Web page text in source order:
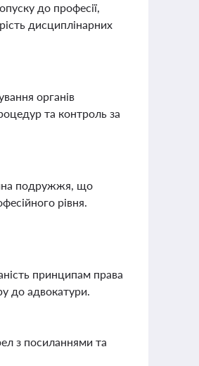
до професії,
дисциплінарних
органів
та контроль за
подружжя, що
рівня.
принципам права
до адвокатури.
з посиланнями та